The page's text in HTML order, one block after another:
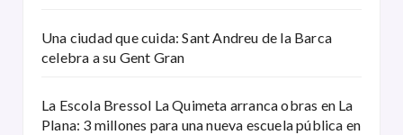
Una ciudad que cuida: Sant Andreu de la Barca
celebra a su Gent Gran
La Escola Bressol La Quimeta arranca obras en La
Plana: 3 millones para una nueva escuela pública en